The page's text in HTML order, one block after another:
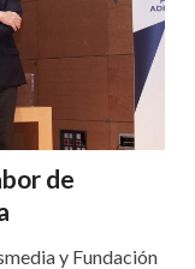
de
y Fundación